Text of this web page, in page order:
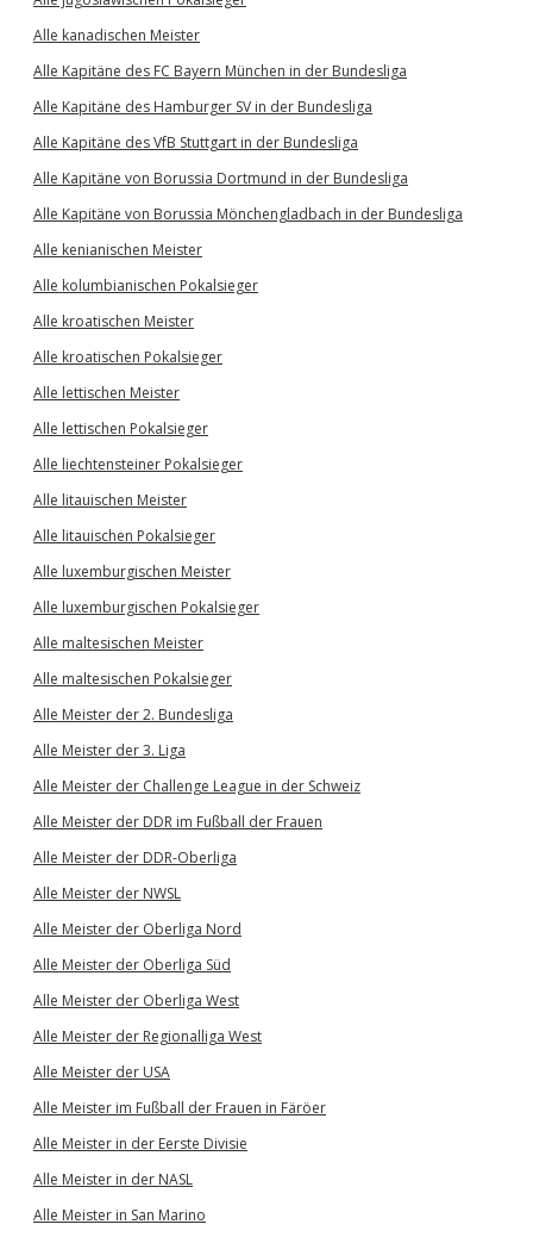
Alle kanadischen Meister
Alle Kapitäne des FC Bayern München in der Bundesliga
Alle Kapitäne des Hamburger SV in der Bundesliga
Alle Kapitäne des VfB Stuttgart in der Bundesliga
Alle Kapitäne von Borussia Dortmund in der Bundesliga
Alle Kapitäne von Borussia Mönchengladbach in der Bundesliga
Alle kenianischen Meister
Alle kolumbianischen Pokalsieger
Alle kroatischen Meister
Alle kroatischen Pokalsieger
Alle lettischen Meister
Alle lettischen Pokalsieger
Alle liechtensteiner Pokalsieger
Alle litauischen Meister
Alle litauischen Pokalsieger
Alle luxemburgischen Meister
Alle luxemburgischen Pokalsieger
Alle maltesischen Meister
Alle maltesischen Pokalsieger
Alle Meister der 2. Bundesliga
Alle Meister der 3. Liga
Alle Meister der Challenge League in der Schweiz
Alle Meister der DDR im Fußball der Frauen
Alle Meister der DDR-Oberliga
Alle Meister der NWSL
Alle Meister der Oberliga Nord
Alle Meister der Oberliga Süd
Alle Meister der Oberliga West
Alle Meister der Regionalliga West
Alle Meister der USA
Alle Meister im Fußball der Frauen in Färöer
Alle Meister in der Eerste Divisie
Alle Meister in der NASL
Alle Meister in San Marino